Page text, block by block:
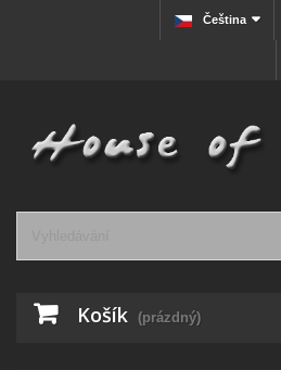
Čeština
Košík (prázdný)